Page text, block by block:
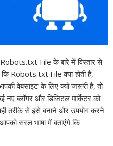
File के बारे में विस्तार से
Robots.txt File क्या होती है,
वेबसाइट के लिए क्यों जरूरी है, तो
नए ब्लॉगर और डिजिटल मार्केटर को
तरीके से इसे बनाने और उपयोग करने
सरल भाषा में बताएंगे कि